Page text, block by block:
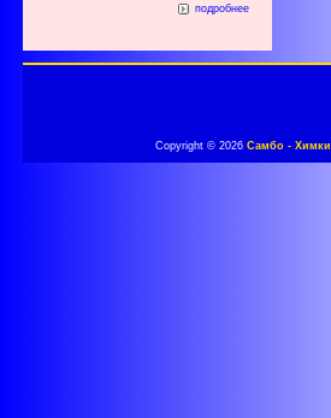
подробнее
Copyright © 2026Самбо - Химки